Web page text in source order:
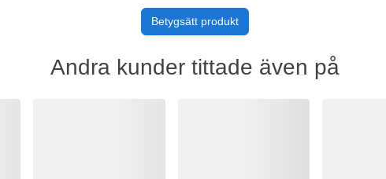
Betygsätt produkt
Andra kunder tittade även på